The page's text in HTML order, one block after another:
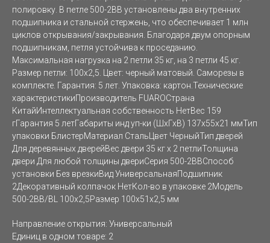
полировку. В петле 500-2BB установлены два внутренних
подшипника и стальной стержень, что обеспечивает 1 млн
циклов открывания/закрывания. Благодаря двум опорным
подшипникам, петля устойчива к проседанию.
Максимальная нагрузка на 2 петли 35 кг, на 3 петли 45 кг.
Размер петли: 100x2,5. Цвет: черный матовый. Саморезы в
комплекте. Гарантия: 5 лет. Упаковка: картон.Технические
характеристикиПроизводитель FUAROСтрана
КитайИнтеллектуальная собственность НетВес 159
гГарантия 5 летГабариты инд уп-ки (ШхГхВ) 137x55x21 ммТип
упаковки БлистерМатериал СтальЦвет ЧерныйТип дверей
Для деревянных дверейВес двери 35 кг х 2 петлиТолщина
двери Для любой толщины двериСерия 500-2BBСпособ
установки Без врезкиВид УниверсальнаяПодшипник
2Декоративный колпачок НетКол-во в упаковке 2Модель
500-2BB/BL 100x2,5Размер 100x51x2,5 мм
Направление открытия: Универсальный
Единиц в одном товаре: 2